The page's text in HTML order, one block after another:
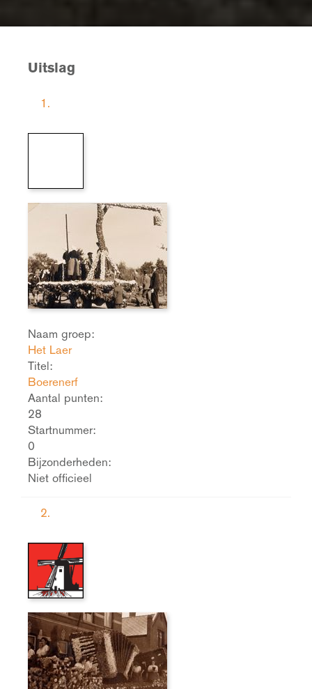
Uitslag
1.
Naam groep:
Het Laer
Titel:
Boerenerf
Aantal punten:
28
Startnummer:
0
Bijzonderheden:
Niet officieel
2.